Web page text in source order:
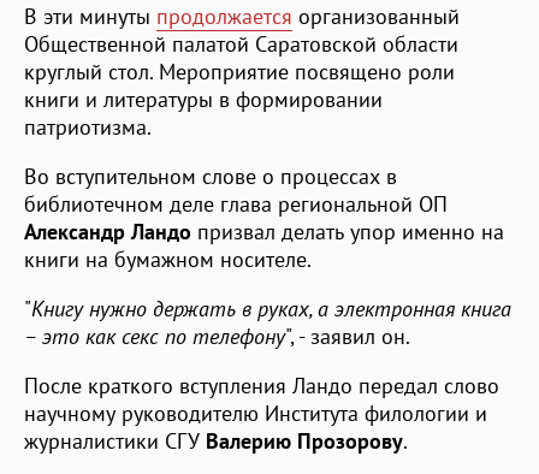
В эти минуты продолжается организованный
Общественной палатой Саратовской области
круглый стол. Мероприятие посвящено роли
книги и литературы в формировании
патриотизма.
Во вступительном слове о процессах в
библиотечном деле глава региональной ОП
Александр Ландо призвал делать упор именно на
книги на бумажном носителе.
"Книгу нужно держать в руках, а электронная книга
– это как секс по телефону", - заявил он.
После краткого вступления Ландо передал слово
научному руководителю Института филологии и
журналистики СГУ Валерию Прозорову.